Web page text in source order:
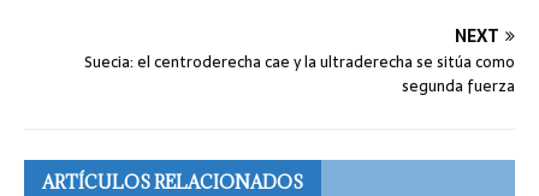
NEXT
Suecia: el centroderecha cae y la ultraderecha se sitúa como
segunda fuerza
ARTÍCULOS RELACIONADOS